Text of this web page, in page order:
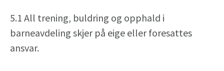
5.1 All trening, buldring og opphald i
barneavdeling skjer på eige eller foresattes
ansvar.